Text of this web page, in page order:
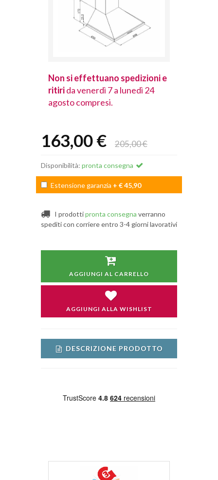
Non si effettuano spedizioni e
ritirida venerdì 7 a lunedì 24
agosto compresi.
163,00 € 205,00 €
Disponibilità: pronta consegna
Estensione garanzia + € 45,90
I prodottipronta consegna verranno
spediti con corriere entro 3-4 giorni lavorativi
AGGIUNGI AL CARRELLO
AGGIUNGI ALLA WISHLIST
DESCRIZIONE PRODOTTO